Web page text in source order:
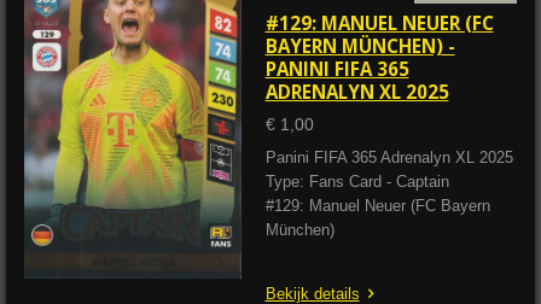
#129: MANUEL NEUER (FC
BAYERN MÜNCHEN) -
PANINI FIFA 365
ADRENALYN XL 2025
€ 1,00
Panini FIFA 365 Adrenalyn XL 2025
Type: Fans Card - Captain
#129: Manuel Neuer (FC Bayern
München)
Bekijk details